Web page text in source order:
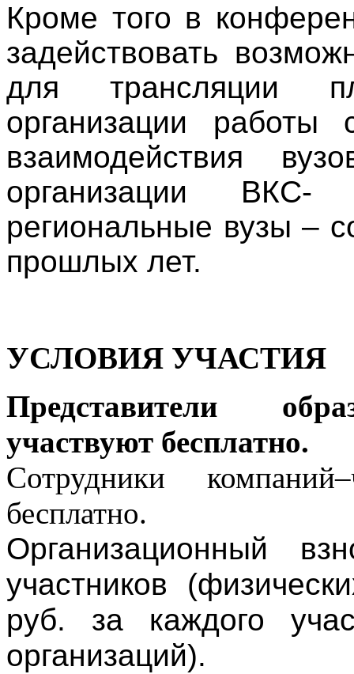
Кроме того в
задействовать
для трансляции
организации работы
взаимодействия
организации ВКС‑
региональные вузы –
прошлых лет.
УСЛОВИЯ УЧАСТИЯ
Представители
участвуют бесплатно.
Сотрудники
бесплатно.
Организационный
участников
руб. за каждого
организаций).